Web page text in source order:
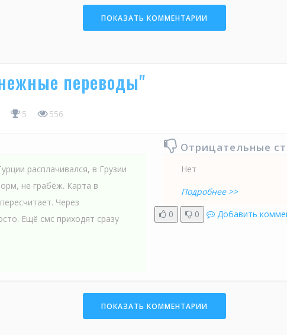
ПОКАЗАТЬ КОММЕНТАРИИ
переводы"
5 556
расплачивался, в Грузии
не грабёж. Карта в
Через
Ещё смс приходят сразу
Отрицательные
Нет
Подробнее >>
0
0 Добавить
ПОКАЗАТЬ КОММЕНТАРИИ